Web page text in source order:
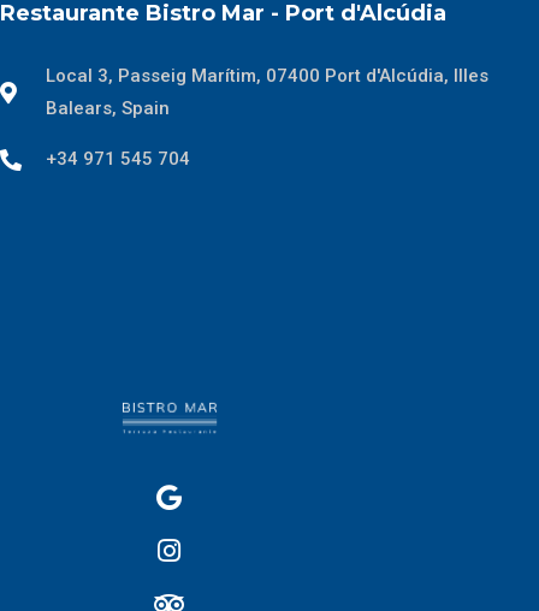
Restaurante Bistro Mar - Port d'Alcúdia
Local 3, Passeig Marítim, 07400 Port d'Alcúdia, Illes
Balears, Spain
+34 971 545 704